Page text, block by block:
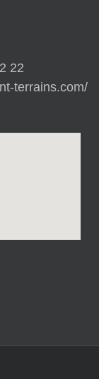
22
terrains.com/